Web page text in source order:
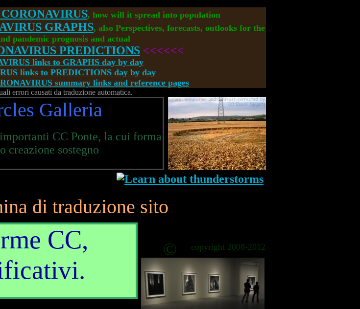
, how will it spread into population
GRAPHS, also Perspectives, forecasts, outlooks for the
pandemic prognosis and actual
PREDICTIONS <<<<<<
links to GRAPHS day by day
links to PREDICTIONS day by day
summary links and reference pages
errori causati da traduzione automatica.
Galleria
CC Ponte, la cui forma
creazione sostegno
di traduzione sito
CC,
© copyright 2008-2012